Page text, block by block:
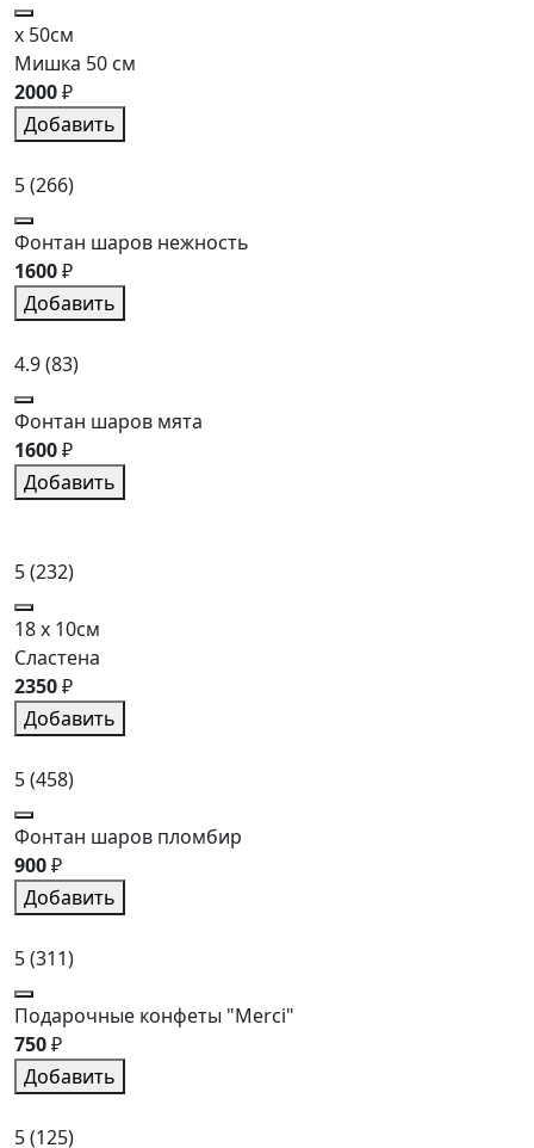
x 50см
Мишка 50 см
2000₽
Добавить
5(266)
Фонтан шаров нежность
1600₽
Добавить
4.9(83)
Фонтан шаров мята
1600₽
Добавить
5(232)
18 x 10см
Сластена
2350₽
Добавить
5(458)
Фонтан шаров пломбир
900₽
Добавить
5(311)
Подарочные конфеты "Merci"
750₽
Добавить
5(125)